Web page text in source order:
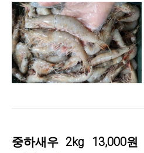
중하새우2kg 13,000원